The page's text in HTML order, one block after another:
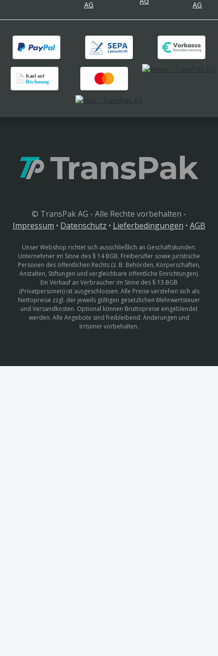
© TransPak AG - Alle Rechte vorbehalten -
Impressum • Datenschutz • Lieferbedingungen • AGB
Unser Webshop richtet sich ausschließlich an Geschäftskunden:
Unternehmer im Sinne des § 14 BGB, Freiberufler sowie juristische
Personen des öffentlichen Rechts (z. B. Behörden, Körperschaften,
Anstalten, Stiftungen und vergleichbare öffentliche Einrichtungen).
Ein Verkauf an Verbraucher im Sinne des § 13 BGB
(Privatpersonen) ist ausgeschlossen. Alle Preise verstehen sich als
Nettopreise zzgl. der jeweils gültigen gesetzlichen Mehrwertsteuer
und Versandkosten. Optional können Bruttopreise eingeblendet
werden. Alle Angebote sind freibleibend. Änderungen und
Irrtümer vorbehalten.